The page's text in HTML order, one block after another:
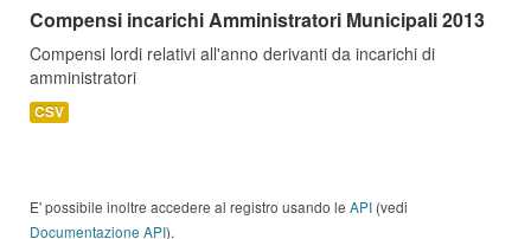
Compensi incarichi Amministratori Municipali 2013
Compensi lordi relativi all'anno derivanti da incarichi di
amministratori
CSV
E' possibile inoltre accedere al registro usando le API (vedi
Documentazione API).